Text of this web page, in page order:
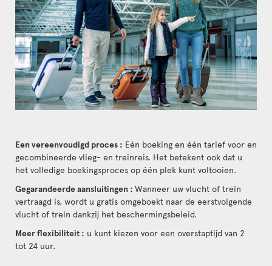
Een vereenvoudigd proces : Eén boeking en één tarief voor en
gecombineerde vlieg- en treinreis. Het betekent ook dat u
het volledige boekingsproces op één plek kunt voltooien.
Gegarandeerde aansluitingen : Wanneer uw vlucht of trein
vertraagd is, wordt u gratis omgeboekt naar de eerstvolgende
vlucht of trein dankzij het beschermingsbeleid.
Meer flexibiliteit : u kunt kiezen voor een overstaptijd van 2
tot 24 uur.